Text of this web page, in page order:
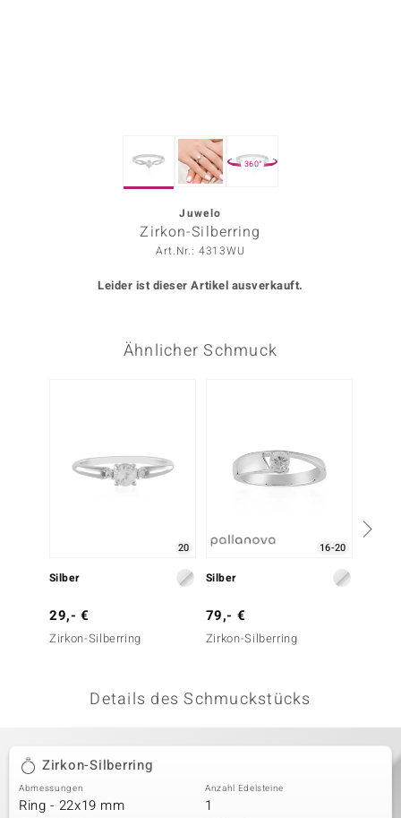
BY DE MELO
360°
Juwelo
Zirkon-Silberring
Art.Nr.: 4313WU
Leider ist dieser Artikel ausverkauft.
Ähnlicher Schmuck
20
Silber
29,- €
Zirkon-Silberring
16-20
Silber
79,- €
Zirkon-Silberring
Details des Schmuckstücks
Zirkon-Silberring
Abmessungen
Ring - 22x19 mm
Anzahl Edelsteine
1